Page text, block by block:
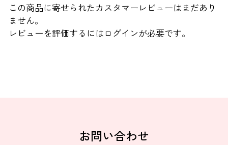
この商品に寄せられたカスタマーレビューはまだあり
ません。
レビューを評価するには ログインが必要です。
お問い合わせ